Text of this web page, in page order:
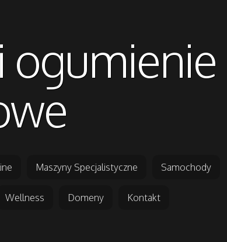
ogumienie
Maszyny Specjalistyczne Samochody
Wellness Domeny Kontakt